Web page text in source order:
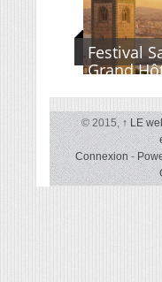
Festival
Grand
© 2015,↑ LE
Connexion-